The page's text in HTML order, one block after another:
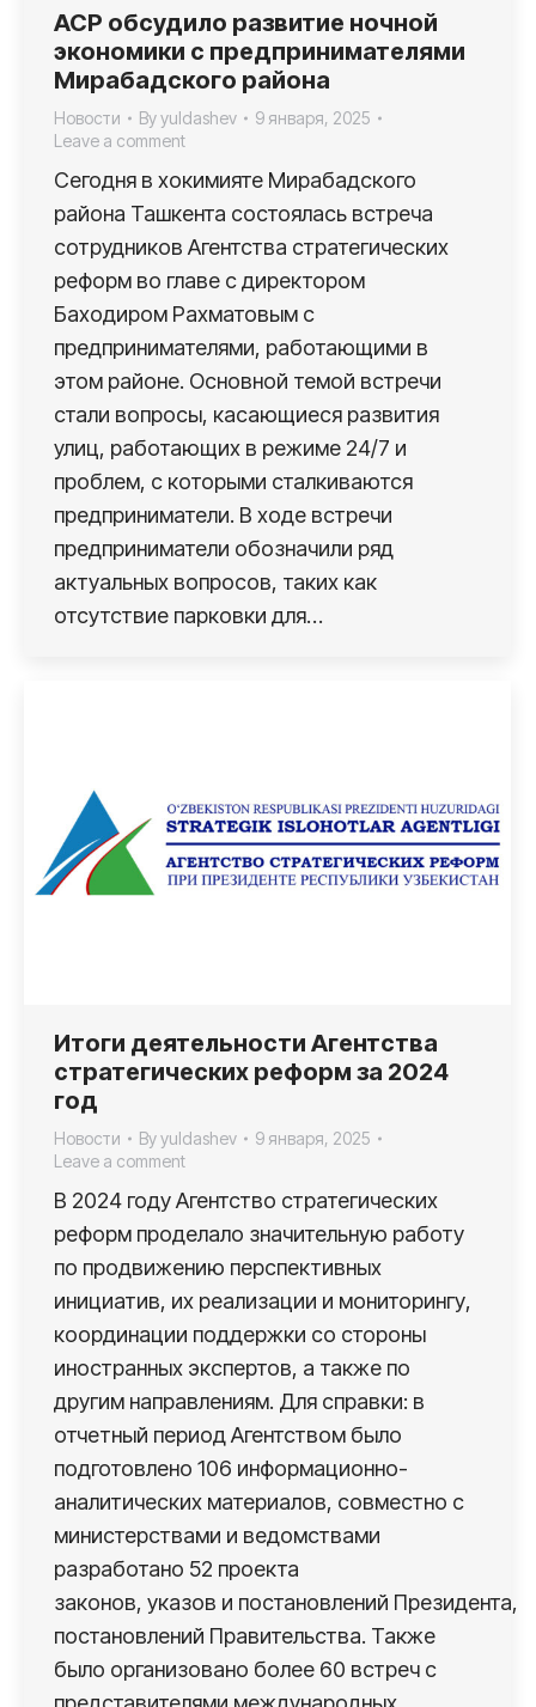
АСР обсудило развитие ночной
экономики с предпринимателями
Мирабадского района
Новости Byyuldashev
9 января, 2025
Leave a comment
Сегодня в хокимияте Мирабадского
района Ташкента состоялась встреча
сотрудников Агентства стратегических
реформ во главе с директором
Баходиром Рахматовым с
предпринимателями, работающими в
этом районе. Основной темой встречи
стали вопросы, касающиеся развития
улиц, работающих в режиме 24/7 и
проблем, с которыми сталкиваются
предприниматели. В ходе встречи
предприниматели обозначили ряд
актуальных вопросов, таких как
отсутствие парковки для…
Итоги деятельности Агентства
стратегических реформ за 2024
год
Новости Byyuldashev
9 января, 2025
Leave a comment
В 2024 году Агентство стратегических
реформ проделало значительную работу
по продвижению перспективных
инициатив, их реализации и мониторингу,
координации поддержки со стороны
иностранных экспертов, а также по
другим направлениям. Для справки: в
отчетный период Агентством было
подготовлено 106 информационно-
аналитических материалов, совместно с
министерствами и ведомствами
разработано 52 проекта
законов, указов и постановлений Президента,
постановлений Правительства. Также
было организовано более 60 встреч с